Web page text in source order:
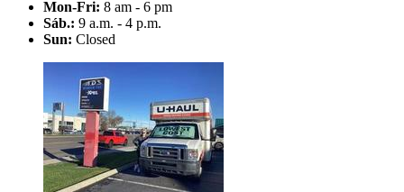
Mon-Fri: 8 am - 6 pm
Sáb.: 9 a.m. - 4 p.m.
Sun: Closed